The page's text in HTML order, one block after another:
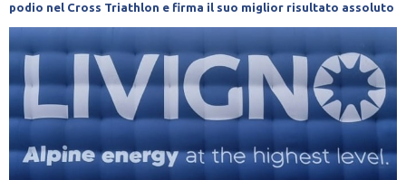
podio nel Cross Triathlon e firma il suo miglior risultato assoluto